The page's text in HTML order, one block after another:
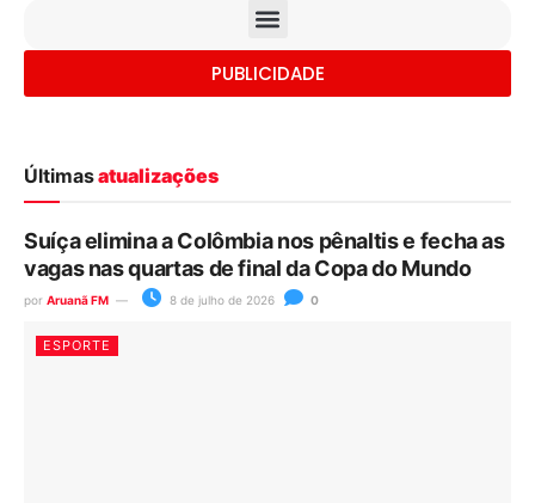
PUBLICIDADE
Últimasatualizações
Suíça elimina a Colômbia nos pênaltis e fecha as
vagas nas quartas de final da Copa do Mundo
por Aruanã FM 8 de julho de 2026 0
ESPORTE